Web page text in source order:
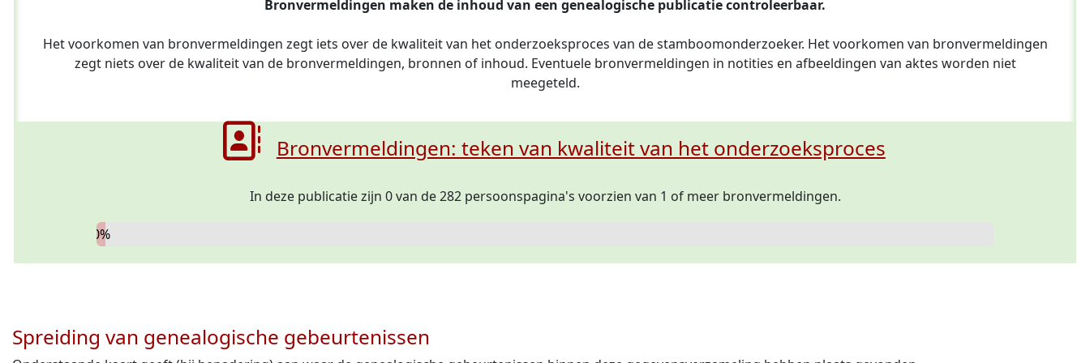
Bronvermeldingen maken de inhoud van een genealogische publicatie controleerbaar.
Het voorkomen van bronvermeldingen zegt iets over de kwaliteit van het onderzoeksproces van de stamboomonderzoeker. Het voorkomen van bronvermeldingen
zegt niets over de kwaliteit van de bronvermeldingen, bronnen of inhoud. Eventuele bronvermeldingen in notities en afbeeldingen van aktes worden niet
meegeteld.
Bronvermeldingen: teken van kwaliteit van het onderzoeksproces
In deze publicatie zijn 0 van de 282 persoonspagina's voorzien van 1 of meer bronvermeldingen.
0%
Spreiding van genealogische gebeurtenissen